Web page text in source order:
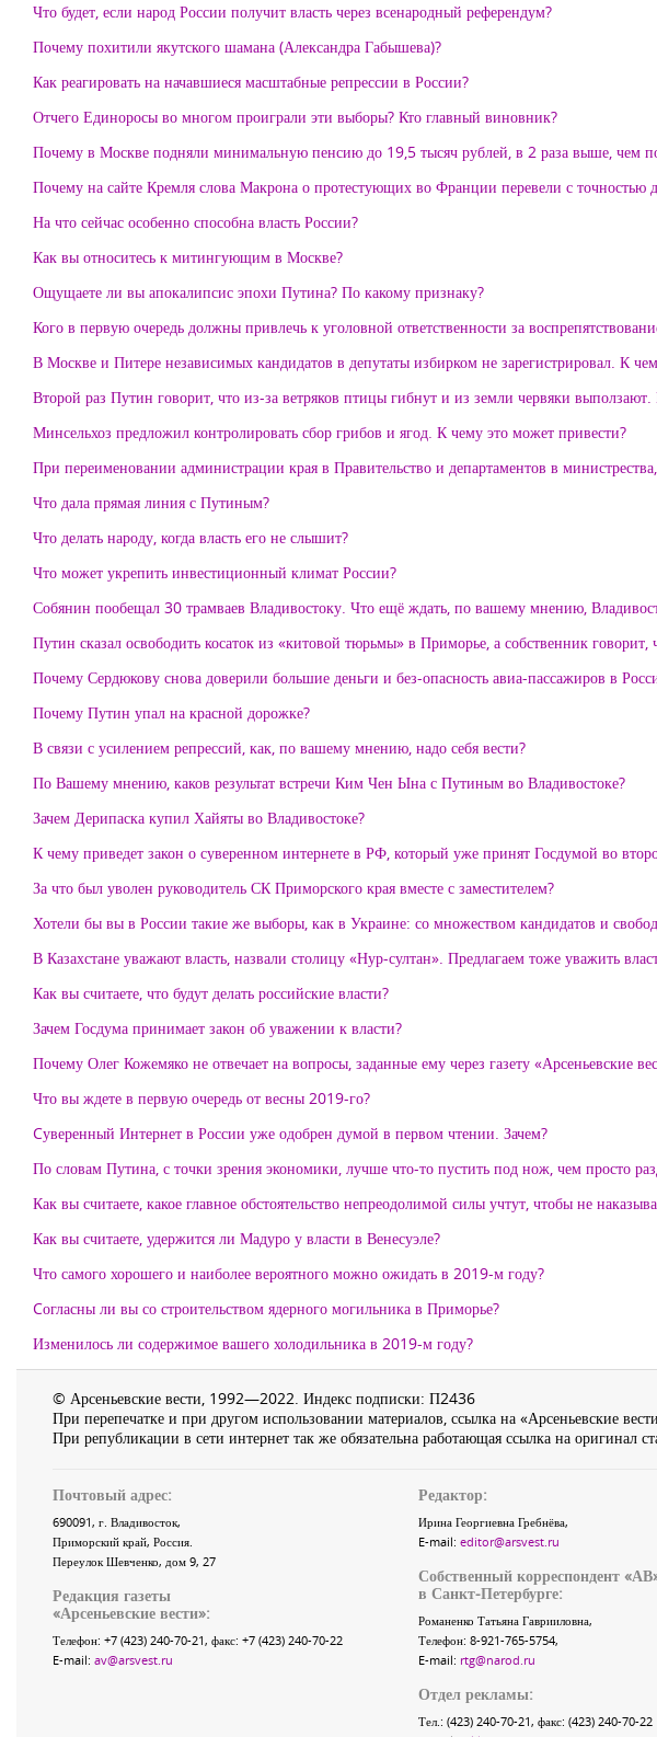
Что будет, если народ России получит власть через всенародный референдум?
Почему похитили якутского шамана (Александра Габышева)?
Как реагировать на начавшиеся масштабные репрессии в России?
Отчего Единоросы во многом проиграли эти выборы? Кто главный виновник?
Почему в Москве подняли минимальную пенсию до 19,5 тысяч рублей, в 2 раза выше, чем
Почему на сайте Кремля слова Макрона о протестующих во Франции перевели с точностью
На что сейчас особенно способна власть России?
Как вы относитесь к митингующим в Москве?
Ощущаете ли вы апокалипсис эпохи Путина? По какому признаку?
Кого в первую очередь должны привлечь к уголовной ответственности за
В Москве и Питере независимых кандидатов в депутаты избирком не зарегистрировал. К
Второй раз Путин говорит, что из-за ветряков птицы гибнут и из земли червяки выползают.
Минсельхоз предложил контролировать сбор грибов и ягод. К чему это может привести?
При переименовании администрации края в Правительство и департаментов в
Что дала прямая линия с Путиным?
Что делать народу, когда власть его не слышит?
Что может укрепить инвестиционный климат России?
Собянин пообещал 30 трамваев Владивостоку. Что ещё ждать, по вашему мнению,
Путин сказал освободить косаток из «китовой тюрьмы» в Приморье, а собственник
Почему Сердюкову снова доверили большие деньги и без-опасность авиа-пассажиров в
Почему Путин упал на красной дорожке?
В связи с усилением репрессий, как, по вашему мнению, надо себя вести?
По Вашему мнению, каков результат встречи Ким Чен Ына с Путиным во Владивостоке?
Зачем Дерипаска купил Хайяты во Владивостоке?
К чему приведет закон о суверенном интернете в РФ, который уже принят Госдумой во
За что был уволен руководитель СК Приморского края вместе с заместителем?
Хотели бы вы в России такие же выборы, как в Украине: со множеством кандидатов и
В Казахстане уважают власть, назвали столицу «Нур-султан». Предлагаем тоже уважить
Как вы считаете, что будут делать российские власти?
Зачем Госдума принимает закон об уважении к власти?
Почему Олег Кожемяко не отвечает на вопросы, заданные ему через газету «Арсеньевские
Что вы ждете в первую очередь от весны 2019-го?
Cуверенный Интернет в России уже одобрен думой в первом чтении. Зачем?
По словам Путина, с точки зрения экономики, лучше что-то пустить под нож, чем просто
Как вы считаете, какое главное обстоятельство непреодолимой силы учтут, чтобы не
Как вы считаете, удержится ли Мадуро у власти в Венесуэле?
Что самого хорошего и наиболее вероятного можно ожидать в 2019-м году?
Cогласны ли вы со строительством ядерного могильника в Приморье?
Изменилось ли содержимое вашего холодильника в 2019-м году?
© Арсеньевские вести, 1992—2022. Индекс подписки: П2436
При перепечатке и при другом использовании материалов, ссылка на «Арсеньевские
При републикации в сети интернет так же обязательна работающая ссылка на оригинал
Почтовый адрес:
690091, г. Владивосток,
Приморский край, Россия.
Переулок Шевченко, дом 9, 27
Редакция газеты
«Арсеньевские вести»:
Телефон: +7 (423) 240-70-21, факс: +7 (423) 240-70-22
E-mail: av@arsvest.ru
Редактор:
Ирина Георгиевна Гребнёва,
E-mail: editor@arsvest.ru
Собственный корреспондент
в Санкт-Петербурге:
Романенко Татьяна Гаврииловна,
Телефон: 8-921-765-5754,
E-mail: rtg@narod.ru
Отдел рекламы:
Тел.: (423) 240-70-21, факс: (423) 240-70-22